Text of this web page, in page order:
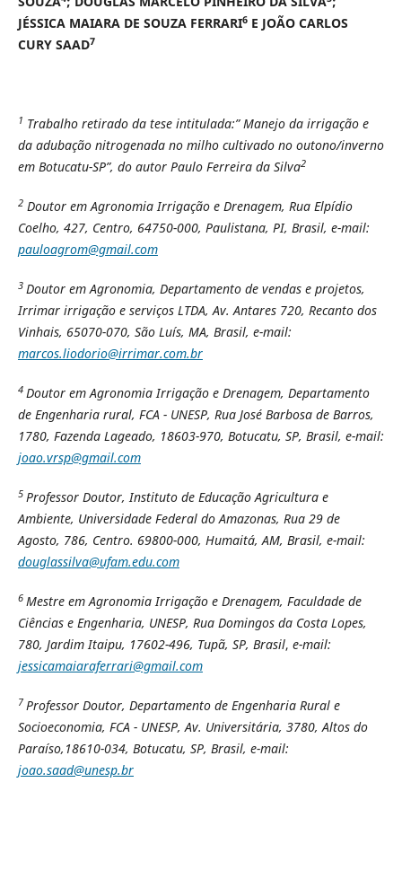
JÉSSICA MAIARA DE SOUZA FERRARI6E JOÃO CARLOS
CURY SAAD7
1 Trabalho retirado da tese intitulada:”Manejo da irrigação e
da adubação nitrogenada no milho cultivado no outono/inverno
em Botucatu-SP”, do autor Paulo Ferreira da Silva2
2 Doutor em Agronomia Irrigação e Drenagem, Rua Elpídio
Coelho, 427, Centro, 64750-000, Paulistana, PI, Brasil, e-mail:
pauloagrom@gmail.com
3 Doutor em Agronomia, Departamento de vendas e projetos,
Irrimar irrigação e serviços LTDA, Av. Antares 720, Recanto dos
Vinhais, 65070-070, São Luís, MA, Brasil, e-mail:
marcos.liodorio@irrimar.com.br
4 Doutor em Agronomia Irrigação e Drenagem, Departamento
de Engenharia rural, FCA - UNESP, Rua José Barbosa de Barros,
1780, Fazenda Lageado, 18603-970, Botucatu, SP, Brasil, e-mail:
joao.vrsp@gmail.com
5 Professor Doutor, Instituto de Educação Agricultura e
Ambiente, Universidade Federal do Amazonas, Rua 29 de
Agosto, 786, Centro. 69800-000, Humaitá, AM, Brasil, e-mail:
douglassilva@ufam.edu.com
6 Mestre em Agronomia Irrigação e Drenagem, Faculdade de
Ciências e Engenharia, UNESP, Rua Domingos da Costa Lopes,
780, Jardim Itaipu, 17602-496, Tupã, SP, Brasil, e-mail:
jessicamaiaraferrari@gmail.com
7 Professor Doutor, Departamento de Engenharia Rural e
Socioeconomia, FCA - UNESP, Av. Universitária, 3780, Altos do
Paraíso,18610-034, Botucatu, SP, Brasil, e-mail:
joao.saad@unesp.br